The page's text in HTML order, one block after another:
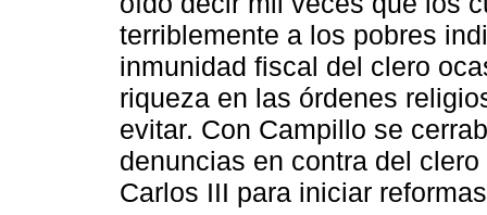
terriblemente a los pobres
inmunidad fiscal del clero
riqueza en las órdenes
evitar. Con Campillo se
denuncias en contra del
Carlos III para iniciar